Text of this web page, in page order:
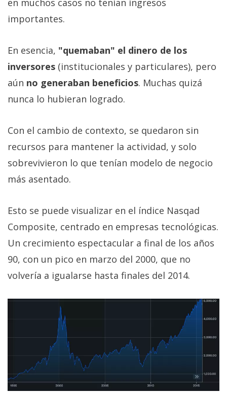
en muchos casos no tenían ingresos
importantes.
En esencia, "quemaban" el dinero de los
inversores (institucionales y particulares), pero
aún no generaban beneficios. Muchas quizá
nunca lo hubieran logrado.
Con el cambio de contexto, se quedaron sin
recursos para mantener la actividad, y solo
sobrevivieron lo que tenían modelo de negocio
más asentado.
Esto se puede visualizar en el índice Nasqad
Composite, centrado en empresas tecnológicas.
Un crecimiento espectacular a final de los años
90, con un pico en marzo del 2000, que no
volvería a igualarse hasta finales del 2014.